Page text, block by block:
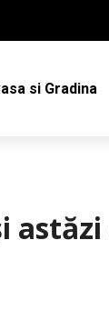
si Gradina